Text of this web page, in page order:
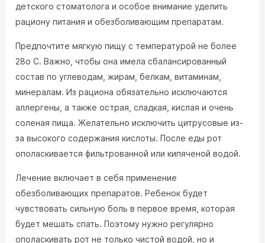
детского стоматолога и особое внимание уделить
рациону питания и обезболивающим препаратам.
Предпочтите мягкую пищу с температурой не более
28o С. Важно, чтобы она имела сбалансированный
состав по углеводам, жирам, белкам, витаминам,
минералам. Из рациона обязательно исключаются
аллергены, а также острая, сладкая, кислая и очень
соленая пища. Желательно исключить цитрусовые из-
за высокого содержания кислоты. После еды рот
ополаскивается фильтрованной или кипяченой водой.
Лечение включает в себя применение
обезболивающих препаратов. Ребенок будет
чувствовать сильную боль в первое время, которая
будет мешать спать. Поэтому нужно регулярно
ополаскивать рот не только чистой водой, но и